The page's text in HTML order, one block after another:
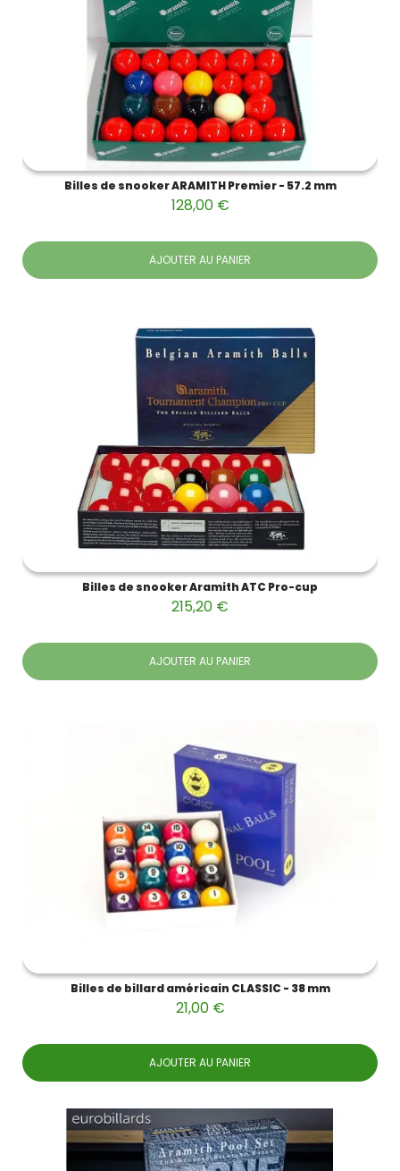
Billes de snooker ARAMITH Premier - 57.2 mm
128,00 €
AJOUTER AU PANIER
Billes de snooker Aramith ATC Pro-cup
215,20 €
AJOUTER AU PANIER
Billes de billard américain CLASSIC - 38 mm
21,00 €
AJOUTER AU PANIER